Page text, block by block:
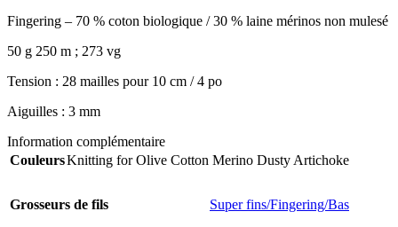
Fingering – 70 % coton biologique / 30 % laine mérinos non mulesé
50 g 250 m ; 273 vg
Tension : 28 mailles pour 10 cm / 4 po
Aiguilles : 3 mm
Information complémentaire
CouleursKnitting for Olive Cotton Merino Dusty Artichoke
Grosseurs de fils Super fins/Fingering/Bas